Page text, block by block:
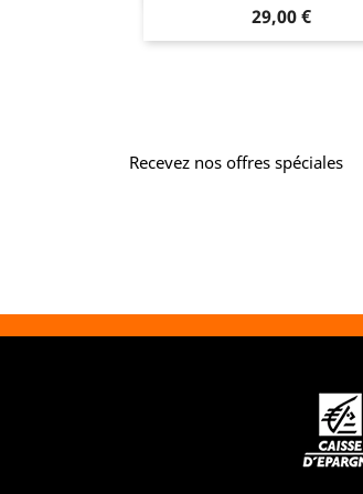
Prix
29,00 €
Recevez nos offres spéciales